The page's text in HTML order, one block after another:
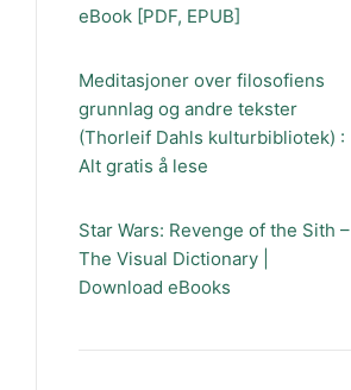
eBook [PDF, EPUB]
Meditasjoner over filosofiens
grunnlag og andre tekster
(Thorleif Dahls kulturbibliotek) :
Alt gratis å lese
Star Wars: Revenge of the Sith –
The Visual Dictionary |
Download eBooks